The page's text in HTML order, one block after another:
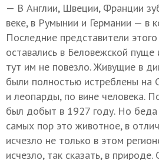
— В Англии, Швеции, Франции
веке, в Румынии и Германии — в
Последние представители
оставались в Беловежской пуще
тут им не повезло. Живущие в
были полностью истреблены на
и леопарды, по вине человека.
был добыт в 1927 году. Но беда
самых пор это животное, в
исчезло не только в этом
исчезло, так сказать, в